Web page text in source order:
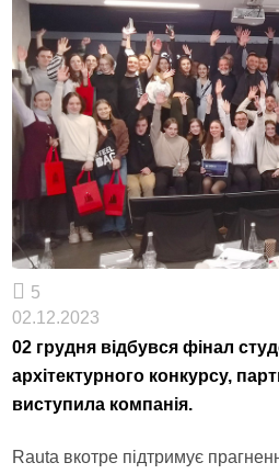
5
02.12.2023
02 грудня відбувся фінал
архітектурного конкурсу,
виступила компанія.
Rauta вкотре підтримує